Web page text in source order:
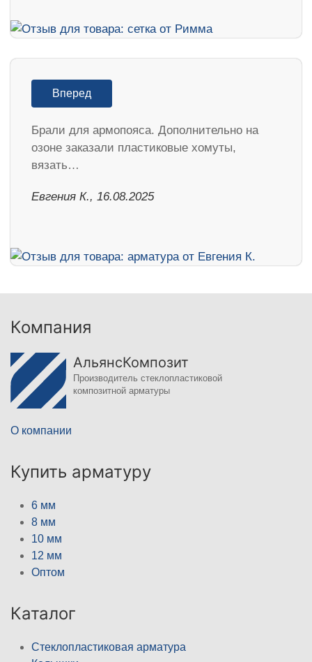
Вперед
Брали для армопояса. Дополнительно на
озоне заказали пластиковые хомуты,
вязать…
Евгения К., 16.08.2025
Компания
АльянсКомпозит
Производитель стеклопластиковой
композитной арматуры
О компании
Купить арматуру
6 мм
8 мм
10 мм
12 мм
Оптом
Каталог
Стеклопластиковая арматура